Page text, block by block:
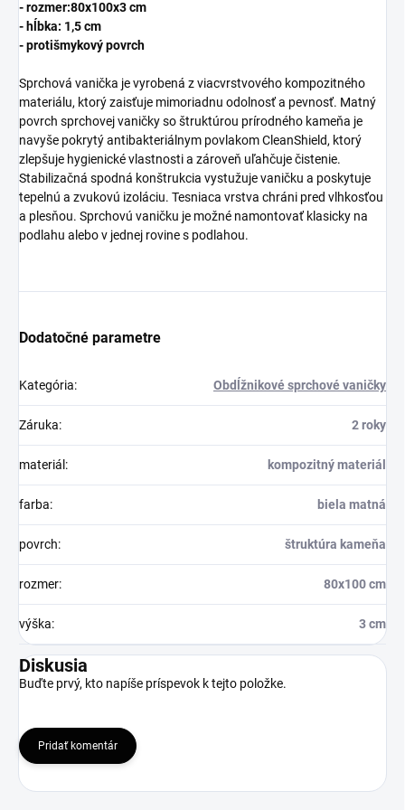
- rozmer:80x100x3 cm
- hĺbka: 1,5 cm
- protišmykový povrch
Sprchová vanička je vyrobená z viacvrstvového kompozitného
materiálu, ktorý zaisťuje mimoriadnu odolnosť a pevnosť. Matný
povrch sprchovej vaničky so štruktúrou prírodného kameňa je
navyše pokrytý antibakteriálnym povlakom CleanShield, ktorý
zlepšuje hygienické vlastnosti a zároveň uľahčuje čistenie.
Stabilizačná spodná konštrukcia vystužuje vaničku a poskytuje
tepelnú a zvukovú izoláciu. Tesniaca vrstva chráni pred vlhkosťou
a plesňou. Sprchovú vaničku je možné namontovať klasicky na
podlahu alebo v jednej rovine s podlahou.
Dodatočné parametre
Kategória: Obdĺžnikové sprchové vaničky
Záruka: 2 roky
materiál : kompozitný materiál
farba: biela matná
povrch: štruktúra kameňa
rozmer: 80x100 cm
výška: 3 cm
Diskusia
Buďte prvý, kto napíše príspevok k tejto položke.
Pridať komentár